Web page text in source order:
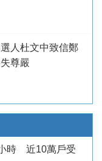
人杜文中致信鄭
尊嚴
時 近10萬戶受